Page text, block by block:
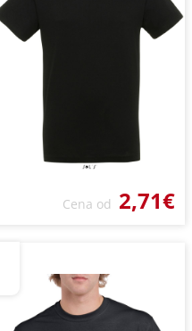
Cena od 2,71€